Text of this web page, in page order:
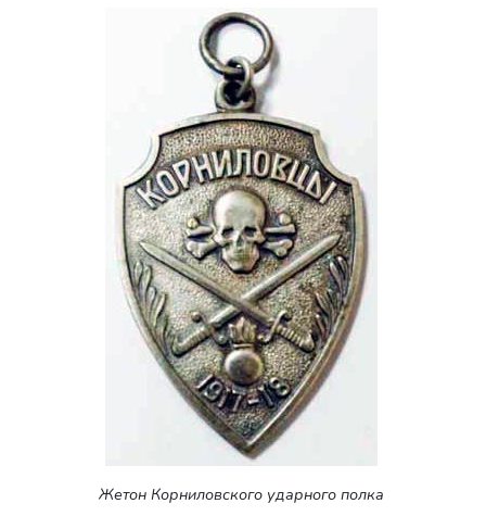
Жетон Корниловского ударного полка